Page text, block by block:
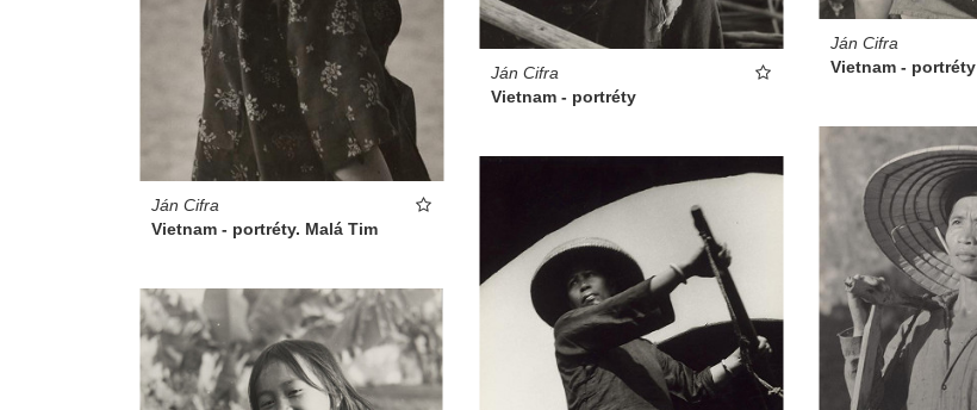
Ján Cifra
Vietnam - portréty. Malá Tim
Ján Cifra
Vietnam - portréty
Ján Cifra
Vietnam - portréty